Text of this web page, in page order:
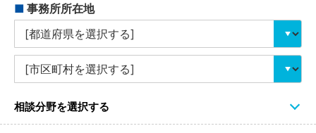
■ 事務所所在地
相談分野を選択する